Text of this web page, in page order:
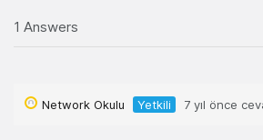
1 Answers
Network Okulu Yetkili 7 yıl önce